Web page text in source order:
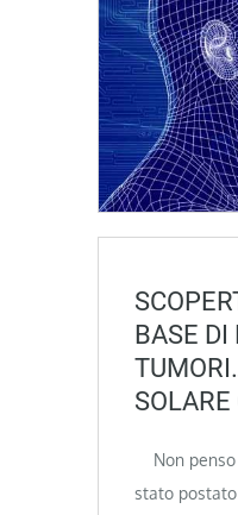
BASE DI
SOLARE
Non penso
stato